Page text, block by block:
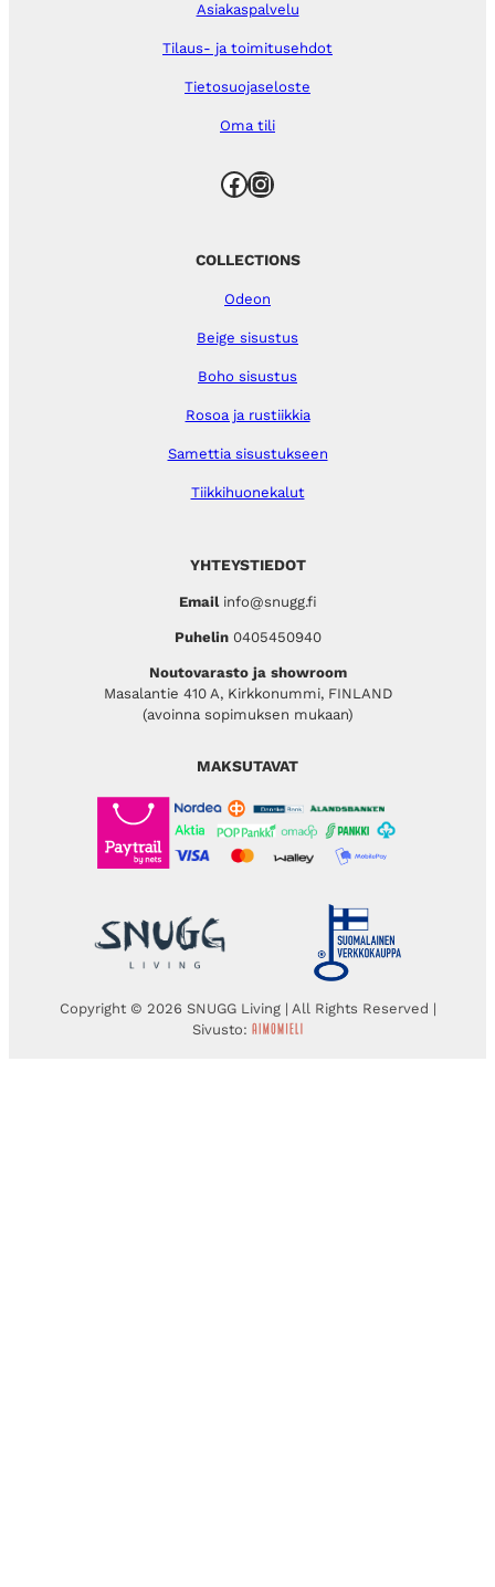
Asiakaspalvelu
Tilaus- ja toimitusehdot
Tietosuojaseloste
Oma tili
Facebook Instagram
YHTEYSTIEDOT
Emailinfo@snugg.fi
Puhelin 0405450940
Noutovarasto ja showroom
Masalantie 410 A, Kirkkonummi, FINLAND
(avoinna sopimuksen mukaan)
COLLECTIONS
Odeon
Beige sisustus
Boho sisustus
Rosoa ja rustiikkia
Samettia sisustukseen
Tiikkihuonekalut
MAKSUTAVAT
Copyright © 2026 SNUGG Living | All Rights Reserved |
Sivusto: